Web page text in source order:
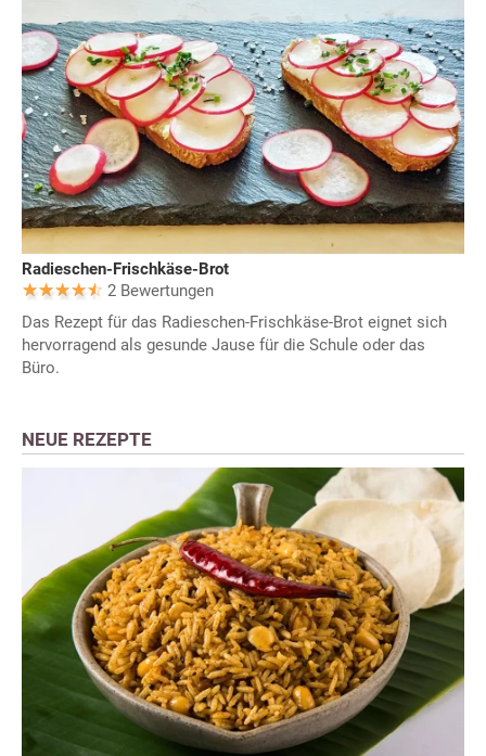
Radieschen-Frischkäse-Brot
2 Bewertungen
Das Rezept für das Radieschen-Frischkäse-Brot eignet sich
hervorragend als gesunde Jause für die Schule oder das
Büro.
NEUE REZEPTE